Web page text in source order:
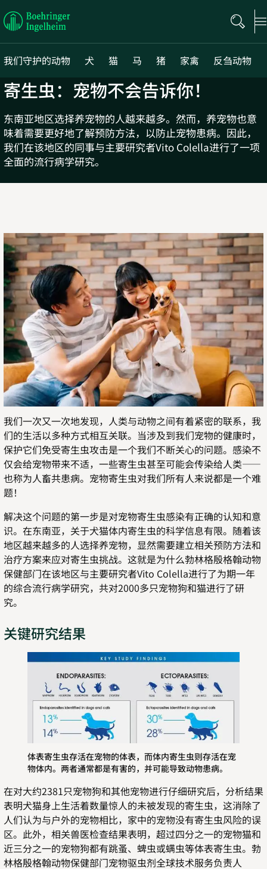
Boehringer
Ingelheim
我们守护的动物
犬 猫 马 猪 家禽 反刍动物
寄生虫：宠物不会告诉你！
东南亚地区选择养宠物的人越来越多。然而，养宠物也意
味着需要更好地了解预防方法，以防止宠物患病。因此，
我们在该地区的同事与主要研究者Vito Colella进行了一项
全面的流行病学研究。
我们一次又一次地发现，人类与动物之间有着紧密的联系，我
们的生活以多种方式相互关联。当涉及到我们宠物的健康时，
保护它们免受寄生虫攻击是一个我们不断关心的问题。感染不
仅会给宠物带来不适，一些寄生虫甚至可能会传染给人类——
也称为人畜共患病。宠物寄生虫对我们所有人来说都是一个难
题！
解决这个问题的第一步是对宠物寄生虫感染有正确的认知和意
识。在东南亚，关于犬猫体内寄生虫的科学信息有限。随着该
地区越来越多的人选择养宠物，显然需要建立相关预防方法和
治疗方案来应对寄生虫挑战。这就是为什么勃林格殷格翰动物
保健部门在该地区与主要研究者Vito Colella进行了为期一年
的综合流行病学研究，共对2000多只宠物狗和猫进行了研
究。
关键研究结果
体表寄生虫存活在宠物的体表，而体内寄生虫则存活在宠
物体内。两者通常都是有害的，并可能导致动物患病。
在对大约2381只宠物狗和其他宠物进行仔细研究后，分析结果
表明犬猫身上生活着数量惊人的未被发现的寄生虫，这消除了
人们认为与户外的宠物相比，家中的宠物没有寄生虫风险的误
区。此外，相关兽医检查结果表明，超过四分之一的宠物猫和
近三分之一的宠物狗都有跳蚤、蜱虫或螨虫等体表寄生虫。勃
林格殷格翰动物保健部门宠物驱虫剂全球技术服务负责人